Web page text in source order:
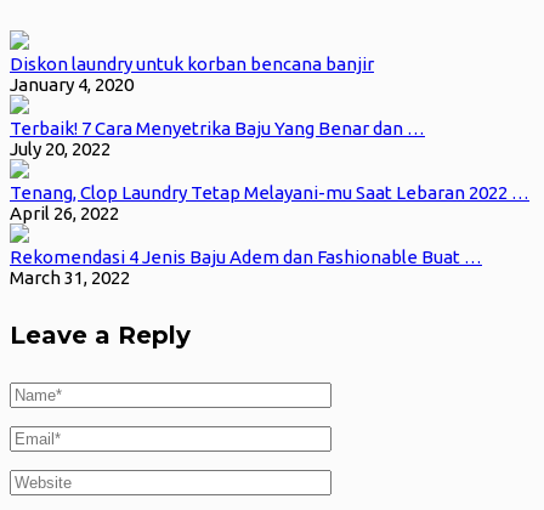
Diskon laundry untuk korban bencana banjir
January 4, 2020
Terbaik! 7 Cara Menyetrika Baju Yang Benar dan …
July 20, 2022
Tenang, Clop Laundry Tetap Melayani-mu Saat Lebaran 2022 …
April 26, 2022
Rekomendasi 4 Jenis Baju Adem dan Fashionable Buat …
March 31, 2022
Leave a Reply